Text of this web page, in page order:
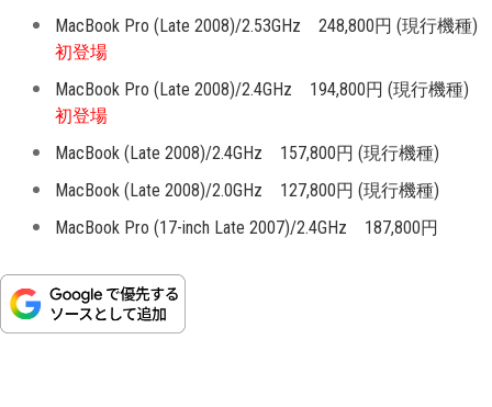
MacBook Pro (Late 2008)/2.53GHz 248,800円 (現行機種)
初登場
MacBook Pro (Late 2008)/2.4GHz 194,800円 (現行機種)
初登場
MacBook (Late 2008)/2.4GHz 157,800円 (現行機種)
MacBook (Late 2008)/2.0GHz 127,800円 (現行機種)
MacBook Pro (17-inch Late 2007)/2.4GHz 187,800円